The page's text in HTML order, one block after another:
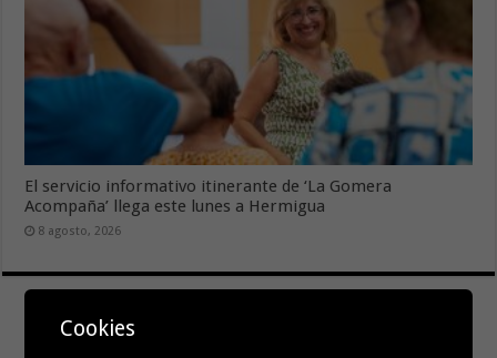
El servicio informativo itinerante de ‘La Gomera
Acompaña’ llega este lunes a Hermigua
8 agosto, 2026
Cookies